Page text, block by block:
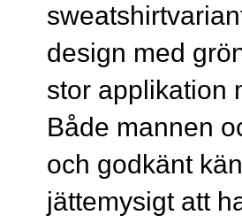
design med
stor applikation
Både mannen
och godkänt
jättemysigt att